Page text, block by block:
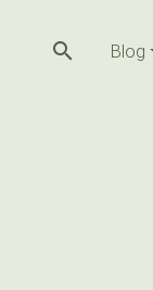
search Blog